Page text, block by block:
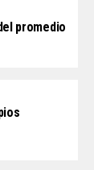
promedio